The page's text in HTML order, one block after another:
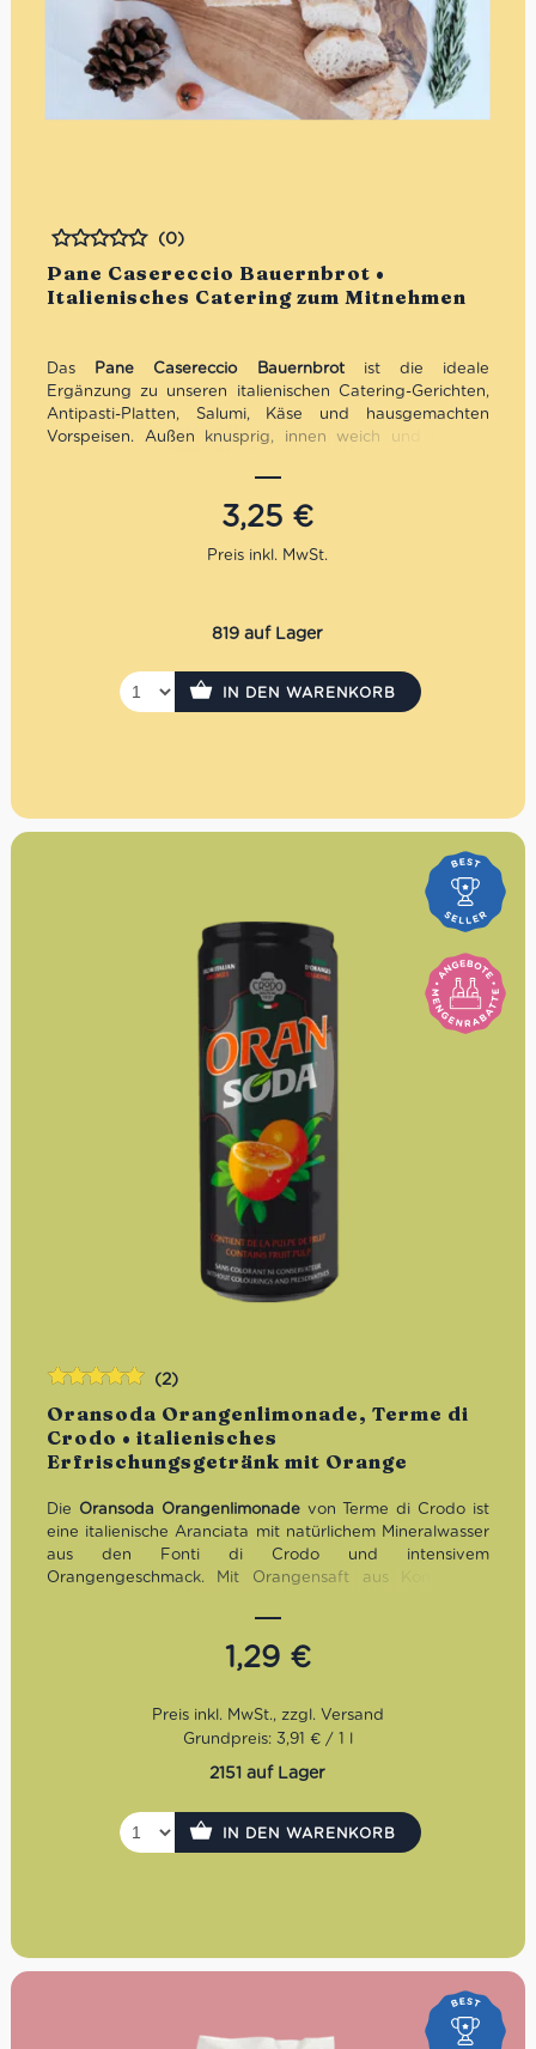
Pane Casereccio Bauernbrot •
Italienisches Catering zum Mitnehmen
Bewertet
(0)
Das Pane Casereccio Bauernbrotist die ideale
Ergänzung zu unseren italienischen Catering-Gerichten,
Antipasti-Platten, Salumi, Käse und hausgemachten
Vorspeisen. Außen knusprig, innen weich und luftig –
als Grundlage für Bruschetta. Besonders gut passt es zu
Olivenöl, Vitello Tonnato, Carpaccio di Bresaola,
italienischem Landschinken, Pancetta, Pecorino oder
Asiago. Einfach online bestellen, Abholfiliale, Tag und
3,25 €
819 auf Lager
IN DEN WARENKORB
Oransoda Orangenlimonade, Terme di
Crodo • italienisches
Erfrischungsgetränk mit Orange
(2)
Die Oransoda Orangenlimonadevon Terme di Crodo ist
eine italienische Aranciata mit natürlichem Mineralwasser
aus den Fonti di Crodo und intensivem
Orangengeschmack. Mit Orangensaft aus Konzentrat,
und natürlichem Orangenaroma schmeckt dieser
Softdrink fruchtig, frisch und angenehm süß. Gut gekühlt
ist Oransoda ideal für den Sommer, als alkoholfreier
italienische Erfrischung zwischendurch.
1,29 €
mit5.00von
5
Grundpreis: 3,91 € / 1 l
2151 auf Lager
IN DEN WARENKORB